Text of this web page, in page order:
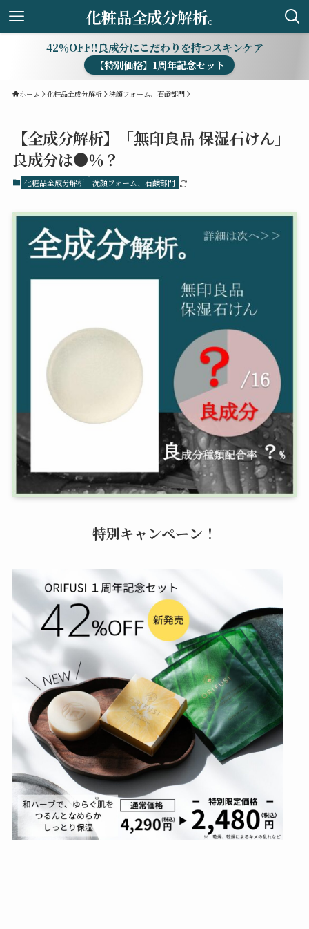
化粧品全成分解析。
42％OFF!!良成分にこだわりを持つスキンケア
【特別価格】1周年記念セット
ホーム 化粧品全成分解析 洗顔フォーム、石鹸部門
【全成分解析】「無印良品 保湿石けん」
良成分は●％？
化粧品全成分解析 洗顔フォーム、石鹸部門
特別キャンペーン！